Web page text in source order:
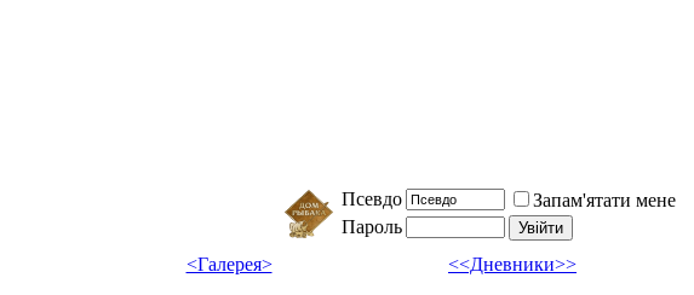
Псевдо
Запам'ятати мене
Пароль
<Галерея> <<Дневники>>